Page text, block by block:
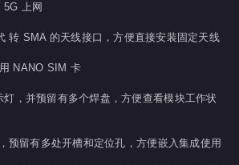
5G 上网
转 SMA 的天线接口，方便直接安装固定天线
NANO SIM 卡
，并预留有多个焊盘，方便查看模块工作状
预留有多处开槽和定位孔，方便嵌入集成使用